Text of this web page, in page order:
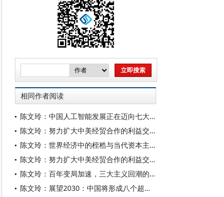
相同作者阅读
陈文玲：中国人工智能发展正在迈向七大跃迁
陈文玲：努力扩大中美经贸合作的利益交汇点——相向而行 在博弈中实现共生
陈文玲：世界经济中的桎梏与当代资本主义危机
陈文玲：努力扩大中美经贸合作的利益交汇点 为世界经济注入更多的确定性与稳定性
陈文玲：百年变局加速，三大主义回潮的深层冲击
陈文玲：展望2030：中国将形成八个超大规模场景